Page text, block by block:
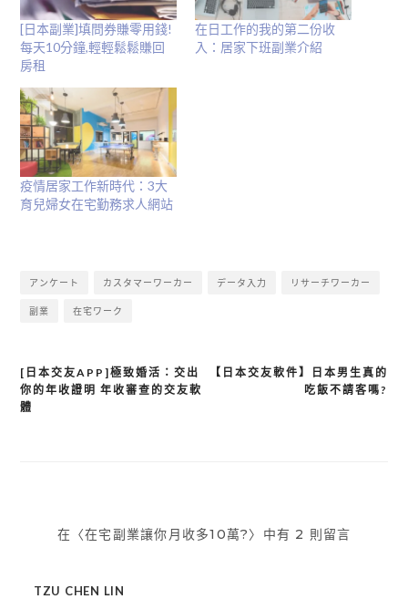
[日本副業]填問券賺零用錢!
每天10分鐘,輕輕鬆鬆賺回
房租
在日工作的我的第二份收
入：居家下班副業介紹
疫情居家工作新時代：3大
育兒婦女在宅勤務求人網站
アンケート カスタマーワーカー データ入力 リサーチワーカー
副業 在宅ワーク
文
章
【日本交友軟件】日本男生真的
吃飯不請客嗎?
[日本交友APP]極致婚活：交出
你的年收證明 年收審查的交友軟
體
在〈在宅副業讓你月收多10萬?〉中有 2 則留言
TZU CHEN LIN